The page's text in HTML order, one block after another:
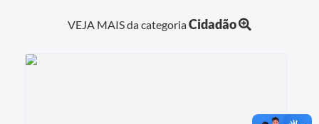
VEJA MAIS da categoriaCidadão